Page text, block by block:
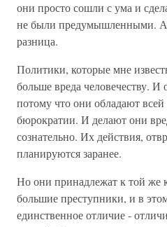
они просто сошли с ума и
не были предумышленными. А
разница.
Политики, которые мне
больше вреда человечеству.
потому что они обладают
бюрократии. И делают они
сознательно. Их действия,
планируются заранее.
Но они принадлежат к той же
большие преступники, и в
единственное отличие -